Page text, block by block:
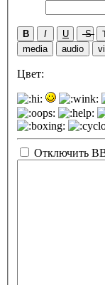
B I U S
media
audio
Цвет:
Отключить